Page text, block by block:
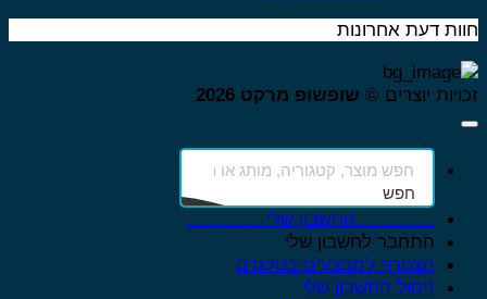
דעת אחרונות
יוצרים © שופשופ מרקט 2026
חפש
………….החשבון שלי………….
התחבר לחשבון שלי
הצטרף למבצעים בטלגרם
ניהול החשבון שלי